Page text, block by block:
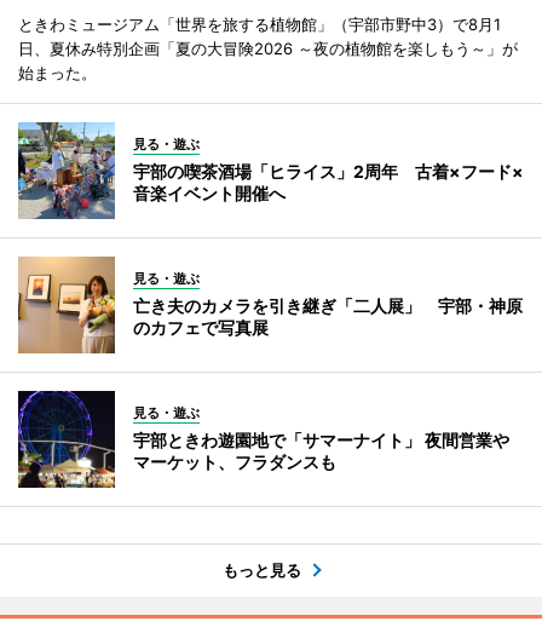
ときわミュージアム「世界を旅する植物館」（宇部市野中3）で8月1
日、夏休み特別企画「夏の大冒険2026 ～夜の植物館を楽しもう～」が
始まった。
見る・遊ぶ
宇部の喫茶酒場「ヒライス」2周年 古着×フード×
音楽イベント開催へ
見る・遊ぶ
亡き夫のカメラを引き継ぎ「二人展」 宇部・神原
のカフェで写真展
見る・遊ぶ
宇部ときわ遊園地で「サマーナイト」 夜間営業や
マーケット、フラダンスも
もっと見る